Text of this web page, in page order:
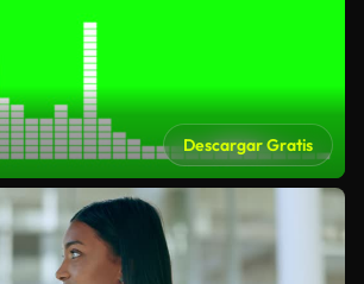
Descargar Gratis